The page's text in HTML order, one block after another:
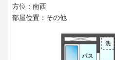
方位：南西
部屋位置：その他